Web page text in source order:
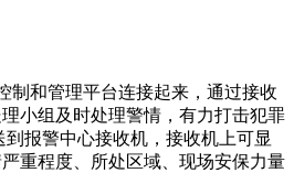
制和管理平台连接起来，通过接收
小组及时处理警情，有力打击犯罪
报警中心接收机，接收机上可显
重程度、所处区域、现场安保力量